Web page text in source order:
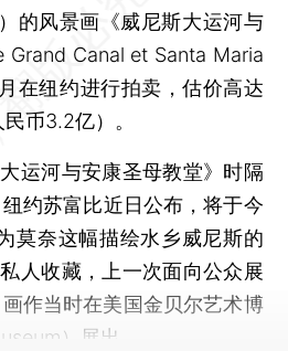
的风景画《威尼斯大运河与
Grand Canal et Santa Maria
在纽约进行拍卖，估价高达
币3.2亿）。
河与安康圣母教堂》时隔
约苏富比近日公布，将于今
莫奈这幅描绘水乡威尼斯的
人收藏，上一次面向公众展
作当时在美国金贝尔艺术博
）展出。